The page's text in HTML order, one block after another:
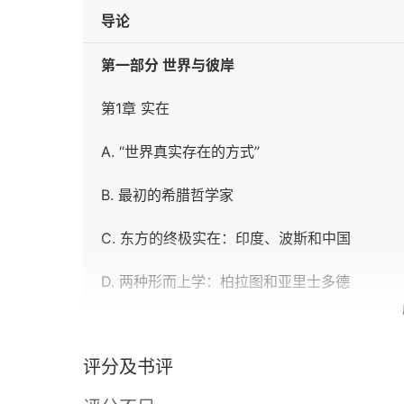
导论
第一部分 世界与彼岸
第1章 实在
A. “世界真实存在的方式”
B. 最初的希腊哲学家
C. 东方的终极实在：印度、波斯和中国
D. 两种形而上学：柏拉图和亚里士多德
总结与结论
评分及书评